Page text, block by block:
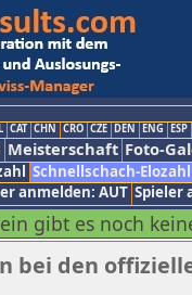
CAT CHN CRO CZE DEN ENG ESP
Meisterschaft Foto-
Schnellschach-Elozahl
anmelden: AUT Spieler
gibt es noch
bei den